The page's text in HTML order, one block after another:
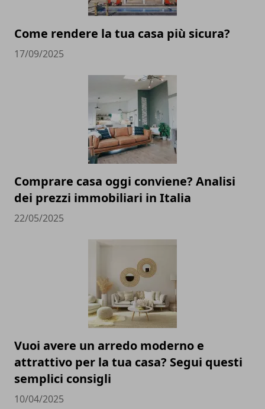
Come rendere la tua casa più sicura?
17/09/2025
Comprare casa oggi conviene? Analisi
dei prezzi immobiliari in Italia
22/05/2025
Vuoi avere un arredo moderno e
attrattivo per la tua casa? Segui questi
semplici consigli
10/04/2025